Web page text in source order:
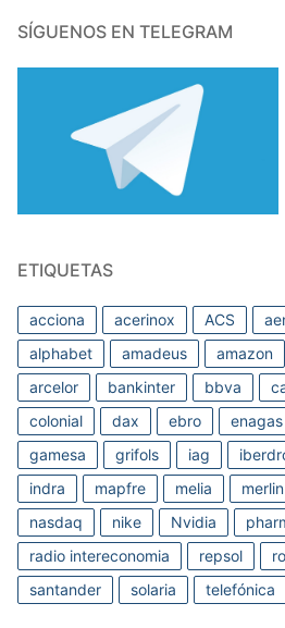
SÍGUENOS EN TELEGRAM
ETIQUETAS
acciona acerinox ACS
alphabet
amadeus amazon
arcelor
bankinter bbva
colonial
dax ebro enagas
gamesa
grifols iag
indra
mapfre melia merlin
nasdaq
nike Nvidia
radio intereconomia
repsol
santander
solaria telefónica